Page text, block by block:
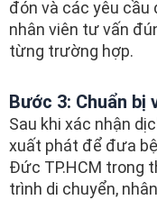
đón và các yêu cầu
nhân viên tư vấn
từng trường hợp.
Bước 3: Chuẩn bị
Sau khi xác nhận
xuất phát để đưa
Đức TP.HCM trong
trình di chuyển,